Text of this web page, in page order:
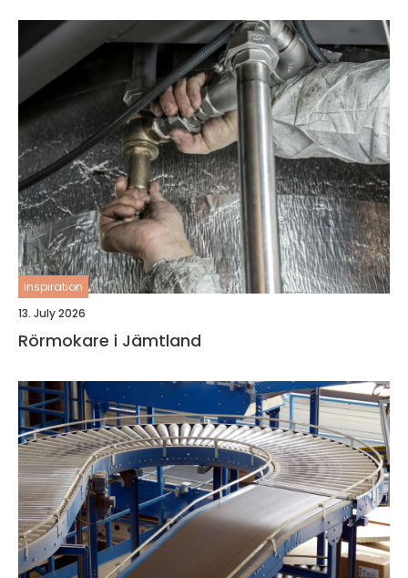
inspiration
13. July 2026
Rörmokare i Jämtland